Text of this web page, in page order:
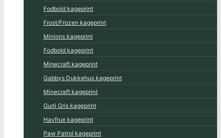
Fodbold kageprint
Frost/Frozen kageprint
Minions kageprint
Fodbold kageprint
Minecraft kageprint
Gabbys Dukkehus kageprint
Minecraft kageprint
Gurli Gris kageprint
Havfrue kageprint
Paw Patrol kageprint